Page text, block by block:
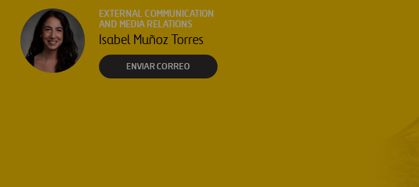
EXTERNAL COMMUNICATION
AND MEDIA RELATIONS
Isabel Muñoz Torres
ENVIAR CORREO